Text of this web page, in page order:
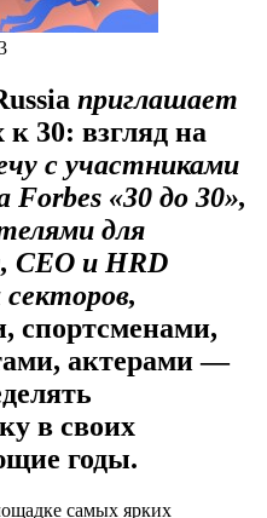
приглашает
30: взгляд на
с участниками
Forbes «30 до 30»,
для
CEO и HRD
спортсменами,
актерами —
в своих
годы.
самых ярких